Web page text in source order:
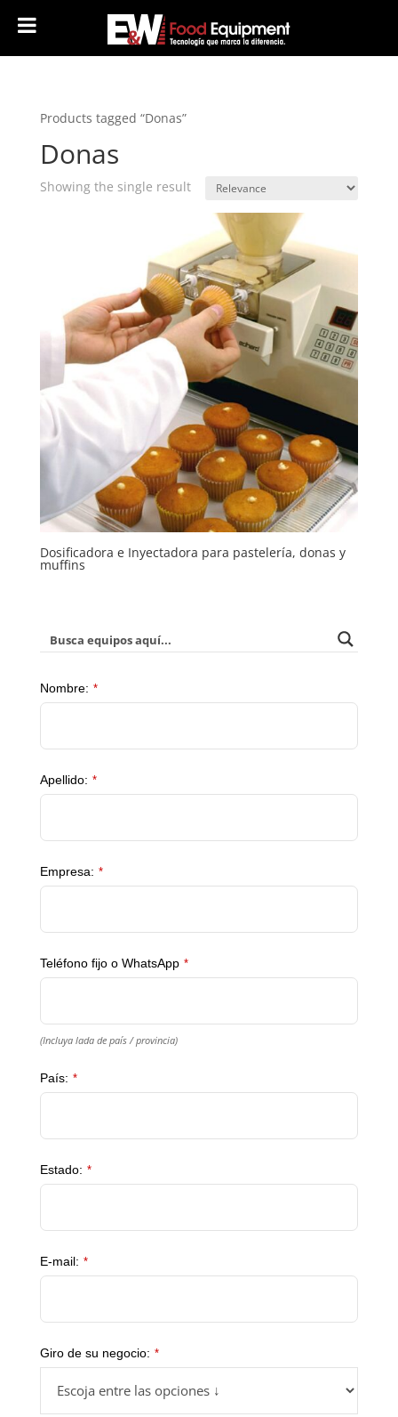
Products tagged “Donas”
Donas
Showing the single result
Dosificadora e Inyectadora para pastelería, donas y
muffins
Nombre: *
Apellido: *
Empresa: *
Teléfono fijo o WhatsApp *
(Incluya lada de país / provincia)
País: *
Estado: *
E-mail: *
Giro de su negocio: *